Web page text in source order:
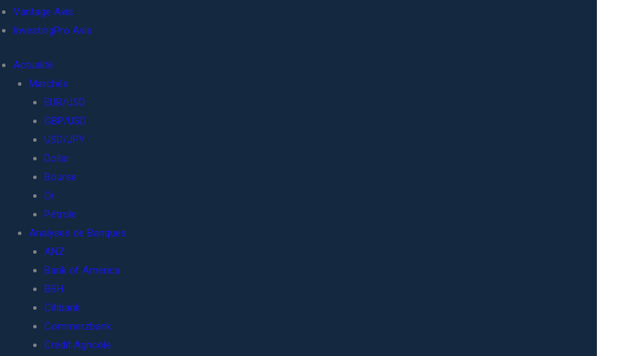
Vantage Avis
InvestingPro Avis
Actualité
Marchés
EUR/USD
GBP/USD
USD/JPY
Dollar
Bourse
Or
Pétrole
Analyses de Banques
ANZ
Bank of America
BBH
Citibank
Commerzbank
Crédit Agricole